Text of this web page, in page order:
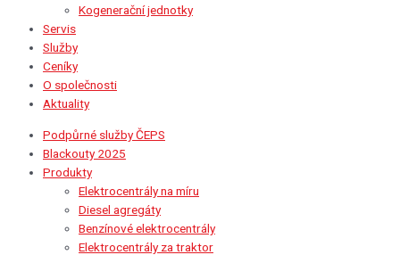
Kogenerační jednotky
Servis
Služby
Ceníky
O společnosti
Aktuality
Podpůrné služby ČEPS
Blackouty 2025
Produkty
Elektrocentrály na míru
Diesel agregáty
Benzínové elektrocentrály
Elektrocentrály za traktor